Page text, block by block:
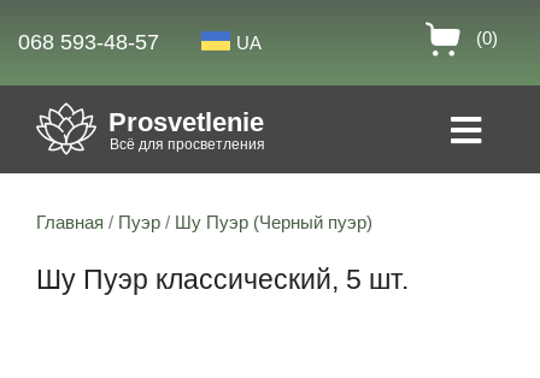
068 593-48-57 UA (0)
Prosvetlenie
Всё для просветления
Главная / Пуэр / Шу Пуэр (Черный пуэр)
Шу Пуэр классический, 5 шт.